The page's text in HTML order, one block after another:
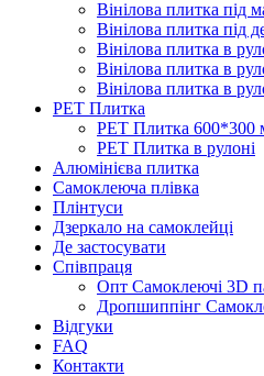
Вінілова плитка під
Вінілова плитка під
Вінілова плитка в
Вінілова плитка в
Вінілова плитка в
PET Плитка
PET Плитка 600*300
PET Плитка в рулоні
Алюмінієва плитка
Самоклеюча плівка
Плінтуси
Дзеркало на самоклейці
Де застосувати
Співпраця
Опт Самоклеючі 3D
Дропшиппінг
Відгуки
FAQ
Контакти